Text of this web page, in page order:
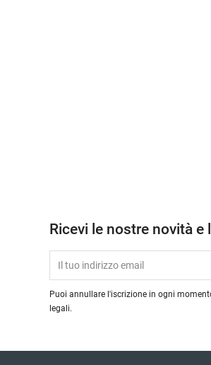
Ricevi le nostre novità
Puoi annullare l'iscrizione in ogni
legali.